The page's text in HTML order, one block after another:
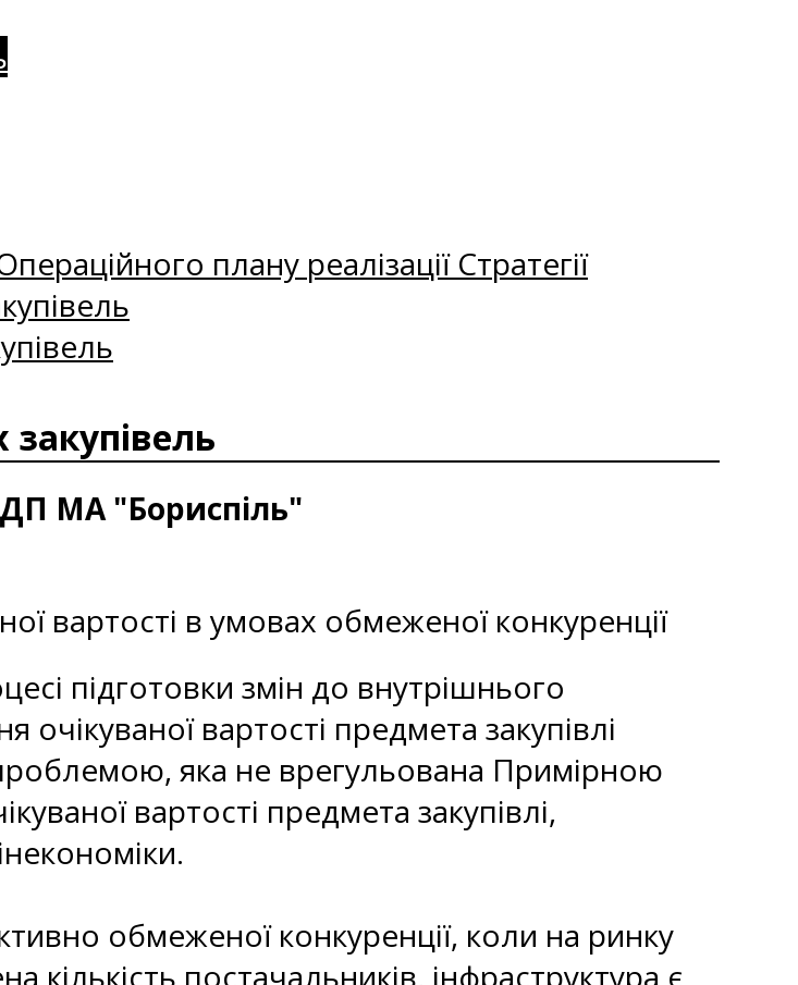
плану реалізації Стратегії
закупівель
МА "Бориспіль"
вартості в умовах обмеженої конкуренції
підготовки змін до внутрішнього
вартості предмета закупівлі
яка не врегульована Примірною
вартості предмета закупівлі,
обмеженої конкуренції, коли на ринку
постачальників, інфраструктура є